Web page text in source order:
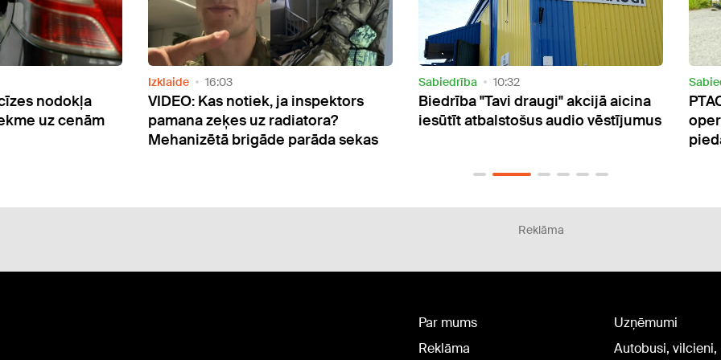
ja inspektors
Sabiedrība 10:32
Biedrība "Tavi draugi" akcijā aicina
iesūtīt atbalstošus audio vēstījumus
Sabiedrība 20:57
PTAC aicina izvairīties no tūrisma
operatora un neiegādāties tā
Reklāma
Par mums
Reklāma
Uzņēmumi
Autobusi, vilcieni,